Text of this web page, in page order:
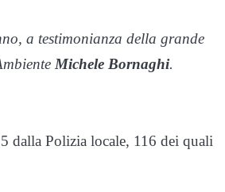
a testimonianza della grande
Michele Bornaghi.
dalla Polizia locale, 116 dei quali